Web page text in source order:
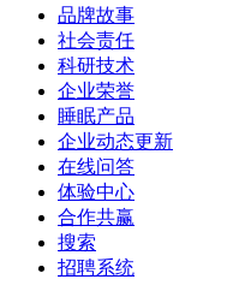
品牌故事
社会责任
科研技术
企业荣誉
睡眠产品
企业动态更新
在线问答
体验中心
合作共赢
搜索
招聘系统